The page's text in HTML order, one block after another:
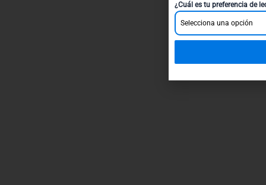
¿Cuál es tu preferencia de
Selecciona una opción